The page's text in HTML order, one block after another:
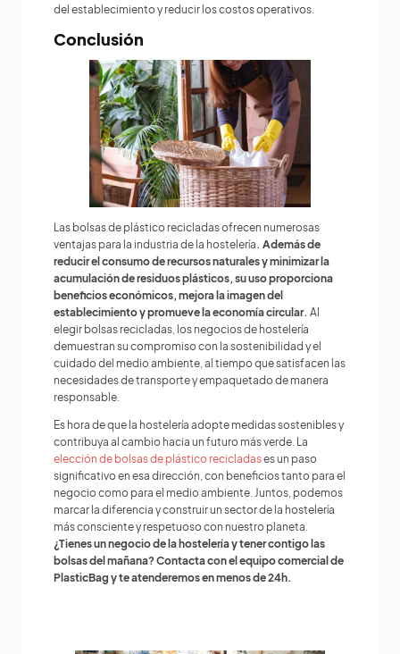
del establecimiento y reducir los costos operativos.
Conclusión
Las bolsas de plástico recicladas ofrecen numerosas
ventajas para la industria de la hostelería. Además de
reducir el consumo de recursos naturales y minimizar la
acumulación de residuos plásticos, su uso proporciona
beneficios económicos, mejora la imagen del
establecimiento y promueve la economía circular. Al
elegir bolsas recicladas, los negocios de hostelería
demuestran su compromiso con la sostenibilidad y el
cuidado del medio ambiente, al tiempo que satisfacen las
necesidades de transporte y empaquetado de manera
responsable.
Es hora de que la hostelería adopte medidas sostenibles y
contribuya al cambio hacia un futuro más verde. La
elección de bolsas de plástico recicladases un paso
significativo en esa dirección, con beneficios tanto para el
negocio como para el medio ambiente. Juntos, podemos
marcar la diferencia y construir un sector de la hostelería
más consciente y respetuoso con nuestro planeta.
¿Tienes un negocio de la hostelería y tener contigo las
bolsas del mañana? Contacta con el equipo comercial de
PlasticBag y te atenderemos en menos de 24h.